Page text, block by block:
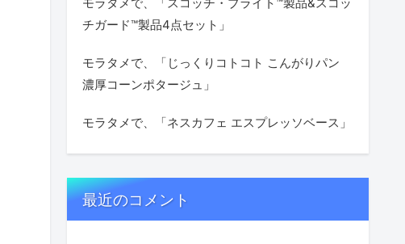
チガード™製品4点セット」
モラタメで、「じっくりコトコト こんがりパン
濃厚コーンポタージュ」
モラタメで、「ネスカフェ エスプレッソベース」
最近のコメント